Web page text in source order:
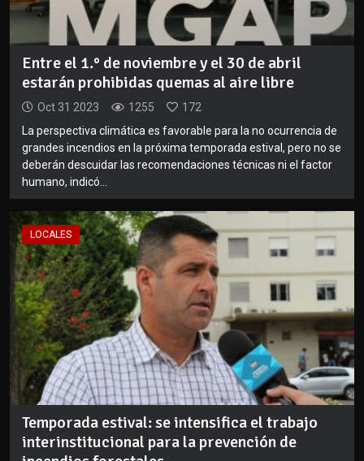
Entre el 1.° de noviembre y el 30 de abril
estarán prohibidas quemas al aire libre
Oct 31 2023 1255
172
La perspectiva climática es favorable para la no ocurrencia de
grandes incendios en la próxima temporada estival, pero no se
deberán descuidar las recomendaciones técnicas ni el factor
humano, indicó...
LOCALES
Temporada estival: se intensifica el trabajo
interinstitucional para la prevención de